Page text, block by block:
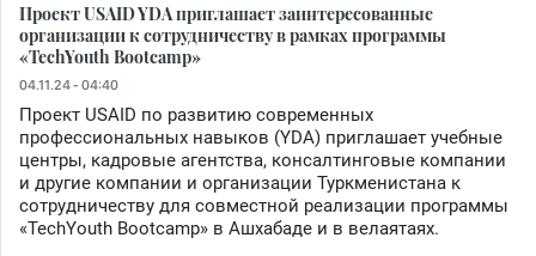
Проект USAID YDA приглашает заинтересованные
организации к сотрудничеству в рамках программы
«TechYouth Bootcamp»
04.11.24 - 04:40
Проект USAID по развитию современных
профессиональных навыков (YDA) приглашает учебные
центры, кадровые агентства, консалтинговые компании
и другие компании и организации Туркменистана к
сотрудничеству для совместной реализации программы
«TechYouth Bootcamp» в Ашхабаде и в велаятаях.